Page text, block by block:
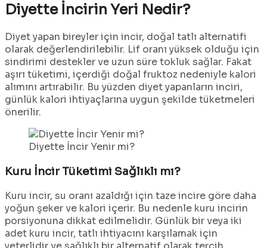
Diyette İncirin Yeri Nedir?
Diyet yapan bireyler için incir, doğal tatlı alternatifi
olarak değerlendirilebilir. Lif oranı yüksek olduğu için
sindirimi destekler ve uzun süre tokluk sağlar. Fakat
aşırı tüketimi, içerdiği doğal fruktoz nedeniyle kalori
alımını artırabilir. Bu yüzden diyet yapanların inciri,
günlük kalori ihtiyaçlarına uygun şekilde tüketmeleri
önerilir.
Diyette İncir Yenir mi?
Kuru İncir Tüketimi Sağlıklı mı?
Kuru incir, su oranı azaldığı için taze incire göre daha
yoğun şeker ve kalori içerir. Bu nedenle kuru incirin
porsiyonuna dikkat edilmelidir. Günlük bir veya iki
adet kuru incir, tatlı ihtiyacını karşılamak için